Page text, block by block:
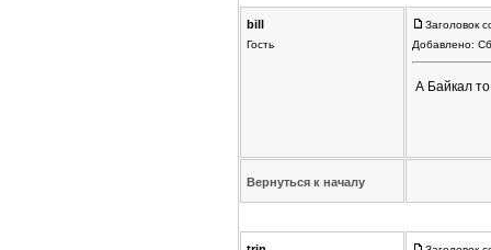
bill
Гость
Заголовок
Добавлено:
А Байкал
Вернуться к началу